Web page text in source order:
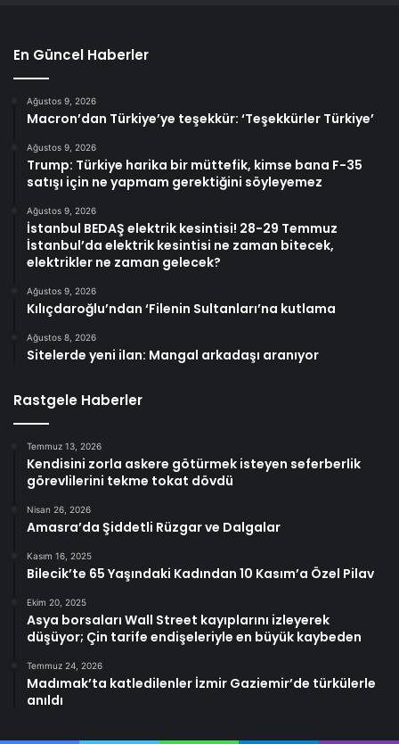
En Güncel Haberler
Ağustos 9, 2026
Macron’dan Türkiye’ye teşekkür: ‘Teşekkürler Türkiye’
Ağustos 9, 2026
Trump: Türkiye harika bir müttefik, kimse bana F-35
satışı için ne yapmam gerektiğini söyleyemez
Ağustos 9, 2026
İstanbul BEDAŞ elektrik kesintisi! 28-29 Temmuz
İstanbul’da elektrik kesintisi ne zaman bitecek,
elektrikler ne zaman gelecek?
Ağustos 9, 2026
Kılıçdaroğlu’ndan ‘Filenin Sultanları’na kutlama
Ağustos 8, 2026
Sitelerde yeni ilan: Mangal arkadaşı aranıyor
Rastgele Haberler
Temmuz 13, 2026
Kendisini zorla askere götürmek isteyen seferberlik
görevlilerini tekme tokat dövdü
Nisan 26, 2026
Amasra’da Şiddetli Rüzgar ve Dalgalar
Kasım 16, 2025
Bilecik’te 65 Yaşındaki Kadından 10 Kasım’a Özel Pilav
Ekim 20, 2025
Asya borsaları Wall Street kayıplarını izleyerek
düşüyor; Çin tarife endişeleriyle en büyük kaybeden
Temmuz 24, 2026
Madımak’ta katledilenler İzmir Gaziemir’de türkülerle
anıldı